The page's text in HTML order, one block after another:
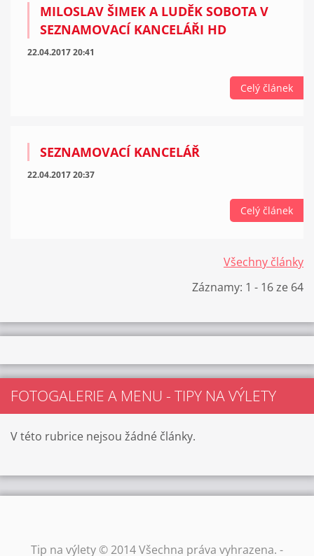
MILOSLAV ŠIMEK A LUDĚK SOBOTA V
SEZNAMOVACÍ KANCELÁŘI HD
22.04.2017 20:41
Celý článek
SEZNAMOVACÍ KANCELÁŘ
22.04.2017 20:37
Celý článek
Všechny články
Záznamy: 1 - 16 ze 64
FOTOGALERIE A MENU - TIPY NA VÝLETY
V této rubrice nejsou žádné články.
Tip na výlety © 2014 Všechna práva vyhrazena. -